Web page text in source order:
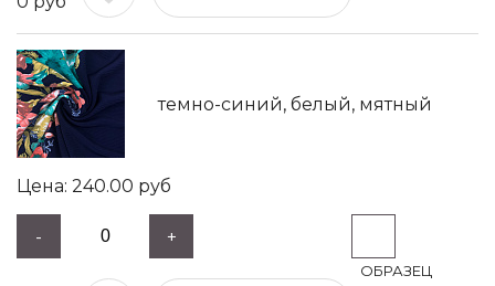
темно-синий, белый, мятный
240.00 руб
- +